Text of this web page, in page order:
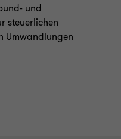
und
steuerlichen
Umwandlungen